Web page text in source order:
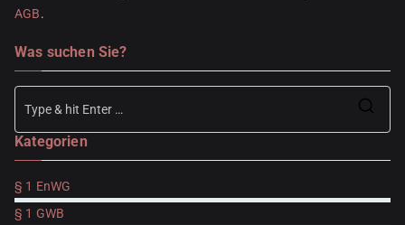
AGB.
Was suchen Sie?
Kategorien
§ 1 EnWG
§ 1 GWB